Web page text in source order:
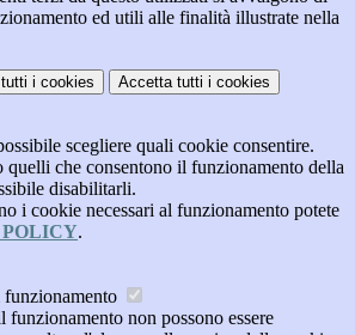
ed utili alle finalità illustrate nella
i cookies Accetta tutti i cookies
scegliere quali cookie consentire.
quelli che consentono il funzionamento della
disabilitarli.
i cookie necessari al funzionamento potete
.
funzionamento
funzionamento non possono essere